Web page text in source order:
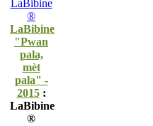
LaBibine
"Pwan
pala,
mèt
pala" -
2015:
LaBibine
®